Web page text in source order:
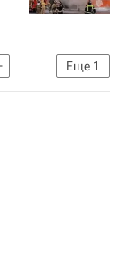
Еще 1
МЧС России (Министерство РФ по делам гражданской обороны, чрезвычайным ситуациям и ликвидации последствий стихийных бедствий)